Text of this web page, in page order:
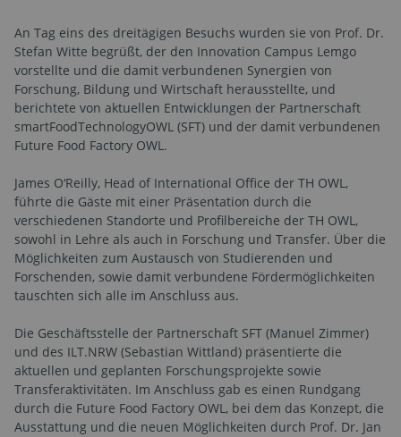
An Tag eins des dreitägigen Besuchs wurden sie von Prof. Dr.
Stefan Witte begrüßt, der den Innovation Campus Lemgo
vorstellte und die damit verbundenen Synergien von
Forschung, Bildung und Wirtschaft herausstellte, und
berichtete von aktuellen Entwicklungen der Partnerschaft
smartFoodTechnologyOWL (SFT) und der damit verbundenen
Future Food Factory OWL.
James O‘Reilly, Head of International Office der TH OWL,
führte die Gäste mit einer Präsentation durch die
verschiedenen Standorte und Profilbereiche der TH OWL,
sowohl in Lehre als auch in Forschung und Transfer. Über die
Möglichkeiten zum Austausch von Studierenden und
Forschenden, sowie damit verbundene Fördermöglichkeiten
tauschten sich alle im Anschluss aus.
Die Geschäftsstelle der Partnerschaft SFT (Manuel Zimmer)
und des ILT.NRW (Sebastian Wittland) präsentierte die
aktuellen und geplanten Forschungsprojekte sowie
Transferaktivitäten. Im Anschluss gab es einen Rundgang
durch die Future Food Factory OWL, bei dem das Konzept, die
Ausstattung und die neuen Möglichkeiten durch Prof. Dr. Jan